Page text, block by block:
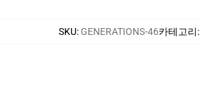
SKU: GENERATIONS-46카테고리: